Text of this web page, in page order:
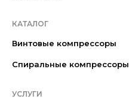
КАТАЛОГ
Винтовые компрессоры
Спиральные компрессоры
УСЛУГИ